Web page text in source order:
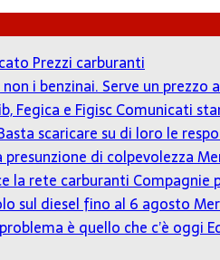
Prezzi carburanti
i benzinai. Serve un
Fegica e FigiscComunicati
scaricare su di loro le
di colpevolezza
la rete carburanti Compagnie
sul diesel fino al 6 agosto
è quello che c’è oggi